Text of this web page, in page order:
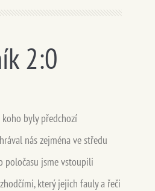
2:0
byly předchozí
nás zejména ve středu
poločasu jsme vstoupili
který jejich fauly a řeči